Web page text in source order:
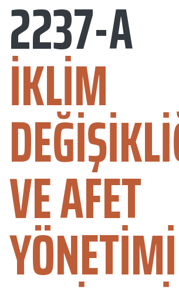
2237-A
İKLIM
VE AFET